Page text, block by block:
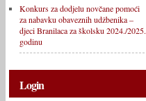
Konkurs za dodjelu novčane pomoći
za nabavku obaveznih udžbenika –
djeci Branilaca za školsku 2024./2025.
godinu
Login